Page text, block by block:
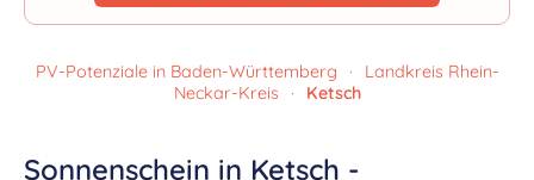
PV-Potenziale in Baden-Württemberg ·
Landkreis Rhein-
Neckar-Kreis
· Ketsch
Sonnenschein in Ketsch -